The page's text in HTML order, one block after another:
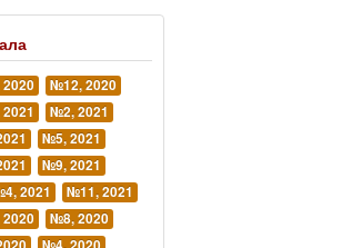
№12, 2020
№2, 2021
№5, 2021
№9, 2021
2021
№11, 2021
№8, 2020